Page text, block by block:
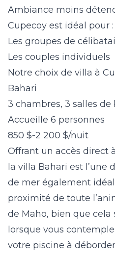
Ambiance moins
Cupecoy est idéal pour :
Les groupes de
Les couples individuels
Notre choix de villa à
Bahari
3 chambres, 3 salles de
Accueille 6 personnes
850 $-2 200 $/nuit
Offrant un accès direct
la villa Bahari est l’une
de mer également
proximité de toute
de Maho, bien que cela
lorsque vous
votre piscine à